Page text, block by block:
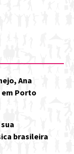
Ana
Porto
brasileira